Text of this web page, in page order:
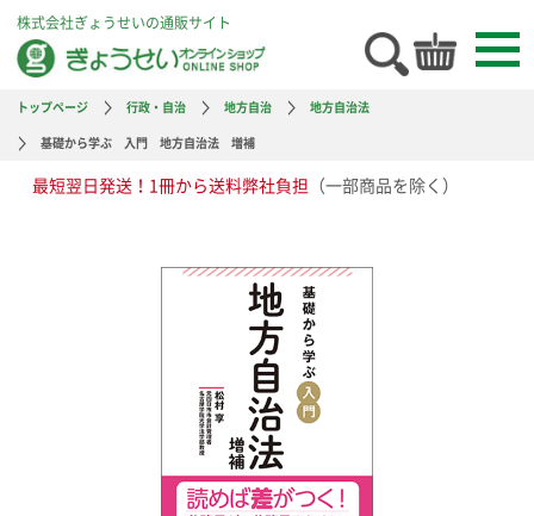
株式会社ぎょうせいの通販サイト
トップページ 行政・自治 地方自治
地方自治法
基礎から学ぶ 入門 地方自治法 増補
最短翌日発送！1冊から送料弊社負担 （一部商品を除く）